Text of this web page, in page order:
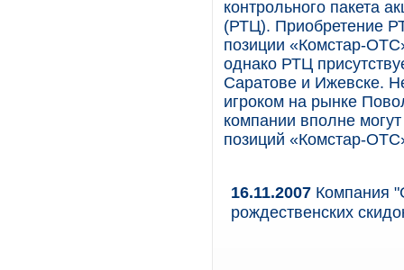
контрольного пакета
(РТЦ). Приобретение
позиции «Комстар-
однако РТЦ
Саратове и Ижевске.
игроком на рынке
компании вполне
позиций «Комстар-
16.11.2007 Компания
рождественских